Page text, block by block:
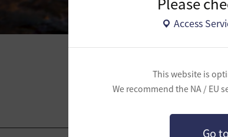
Access
This website is
We recommend the NA / EU
Go